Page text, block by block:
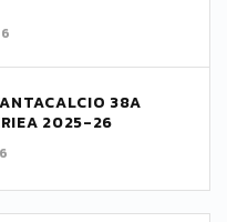
38A
2025-26